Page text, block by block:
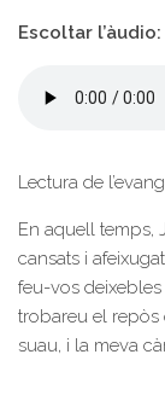
English
Escoltar l’àudio:
Lectura de
En aquell temps,
cansats i
feu-vos
trobareu el repòs
suau, i la meva